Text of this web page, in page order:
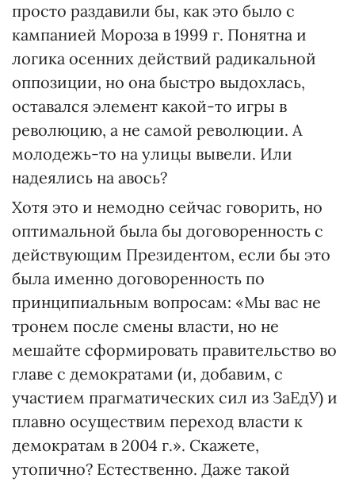
просто раздавили бы, как это было с
кампанией Мороза в 1999 г. Понятна и
логика осенних действий радикальной
оппозиции, но она быстро выдохлась,
оставался элемент какой-то игры в
революцию, а не самой революции. А
молодежь-то на улицы вывели. Или
надеялись на авось?
Хотя это и немодно сейчас говорить, но
оптимальной была бы договоренность с
действующим Президентом, если бы это
была именно договоренность по
принципиальным вопросам: «Мы вас не
тронем после смены власти, но не
мешайте сформировать правительство во
главе с демократами (и, добавим, с
участием прагматических сил из ЗаЕдУ) и
плавно осуществим переход власти к
демократам в 2004 г.». Скажете,
утопично? Естественно. Даже такой